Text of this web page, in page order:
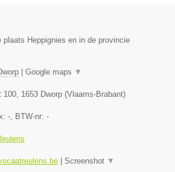
plaats Heppignies en in de provincie
Google maps ▼
100 1653 Dworp (Vlaams-Brabant)
- , BTW-nr: -
Screenshot ▼